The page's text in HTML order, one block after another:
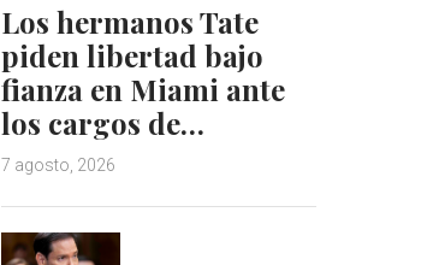
Los hermanos Tate
piden libertad bajo
fianza en Miami ante
los cargos de…
7 agosto, 2026